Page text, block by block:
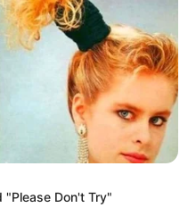
de Curitiba
aos domingos
19 de agosto de 2020
para celebrar
do Mercado
adiado
"Please Don't Try"